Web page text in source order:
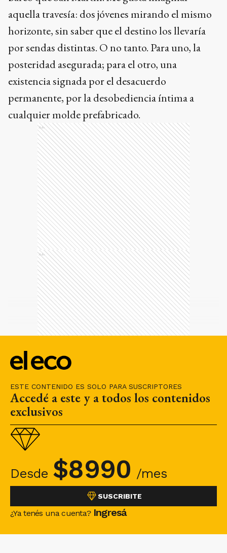
ESTE CONTENIDO ES SOLO PARA SUSCRIPTORES
Accedé a este y a todos los contenidos
exclusivos
Desde $8990 /mes
SUSCRIBITE
¿Ya tenés una cuenta? Ingresá
aquella travesía: dos jóvenes mirando el mismo
horizonte, sin saber que el destino los llevaría
por sendas distintas. O no tanto. Para uno, la
posteridad asegurada; para el otro, una
existencia signada por el desacuerdo
permanente, por la desobediencia íntima a
cualquier molde prefabricado.
Ads
Ads